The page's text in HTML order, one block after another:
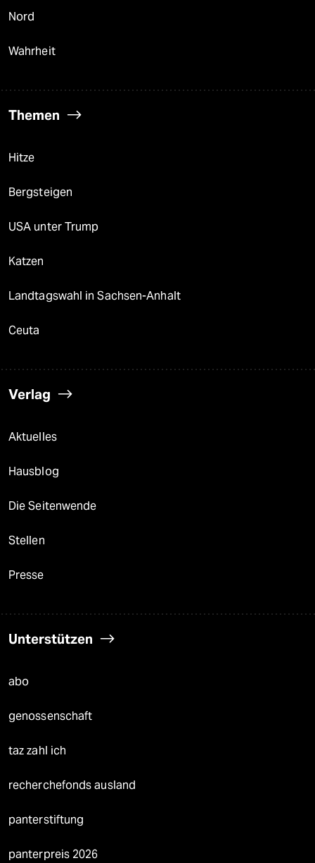
Nord
Wahrheit
Themen
Hitze
Bergsteigen
USA unter Trump
Katzen
Landtagswahl in Sachsen-Anhalt
Ceuta
Verlag
Aktuelles
Hausblog
Die Seitenwende
Stellen
Presse
Unterstützen
abo
genossenschaft
taz zahl ich
recherchefonds ausland
panterstiftung
panterpreis 2026